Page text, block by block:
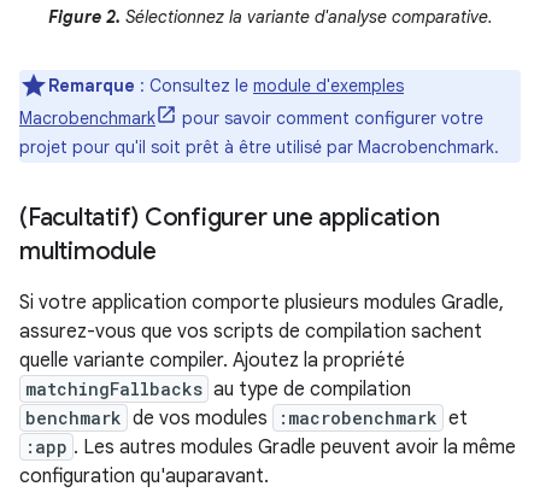
Figure 2. Sélectionnez la variante d'analyse comparative.
Remarque : Consultez le module d'exemples
Macrobenchmark
pour savoir comment configurer votre
projet pour qu'il soit prêt à être utilisé par Macrobenchmark.
(Facultatif) Configurer une application
multimodule
Si votre application comporte plusieurs modules Gradle,
assurez-vous que vos scripts de compilation sachent
quelle variante compiler. Ajoutez la propriété
matchingFallbacks au type de compilation
benchmark de vos modules :macrobenchmark et
:app . Les autres modules Gradle peuvent avoir la même
configuration qu'auparavant.